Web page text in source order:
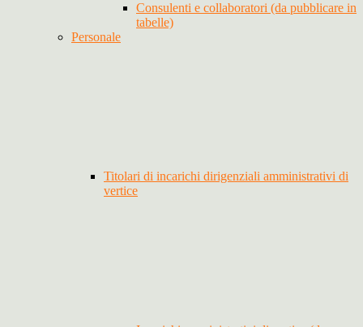
Consulenti e collaboratori (da pubblicare in
tabelle)
Personale
Titolari di incarichi dirigenziali amministrativi di
vertice